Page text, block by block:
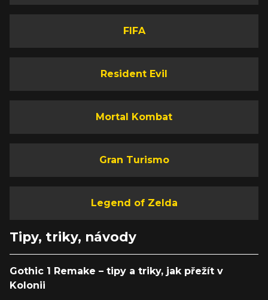
FIFA
Resident Evil
Mortal Kombat
Gran Turismo
Legend of Zelda
Tipy, triky, návody
Gothic 1 Remake – tipy a triky, jak přežít v
Kolonii